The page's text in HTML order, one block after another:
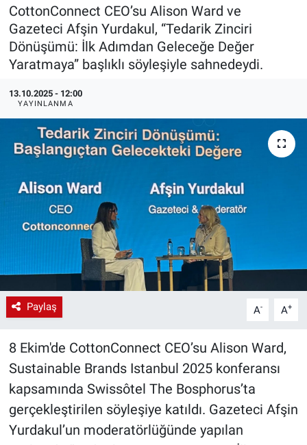
CottonConnect CEO’su Alison Ward ve
Gazeteci Afşin Yurdakul, “Tedarik Zinciri
Dönüşümü: İlk Adımdan Geleceğe Değer
Yaratmaya” başlıklı söyleşiyle sahnedeydi.
13.10.2025 - 12:00
YAYINLANMA
Paylaş A- A+
8 Ekim'de CottonConnect CEO’su Alison Ward,
Sustainable Brands Istanbul 2025 konferansı
kapsamında Swissôtel The Bosphorus’ta
gerçekleştirilen söyleşiye katıldı. Gazeteci Afşin
Yurdakul’un moderatörlüğünde yapılan
EndüstriST
Enerjisini Üreten Fabrikalar
Endüstri 4.0 Uygulamaları
Ağır Sanayi Çözümleri